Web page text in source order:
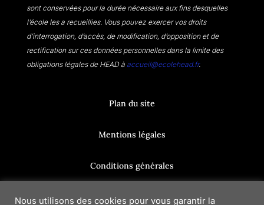
sont conservées pour la durée nécessaire aux fins desquelles
l’école les a recueillies. Vous pouvez exercer vos droits
d’interrogation, d’accès, de modification, d’opposition et de
rectification sur ces données personnelles dans la limite des
obligations légales de HEAD à accueil@ecolehead.fr.
Plan du site
Mentions légales
Conditions générales
Réclamations
Nous utilisons des cookies pour vous garantir la